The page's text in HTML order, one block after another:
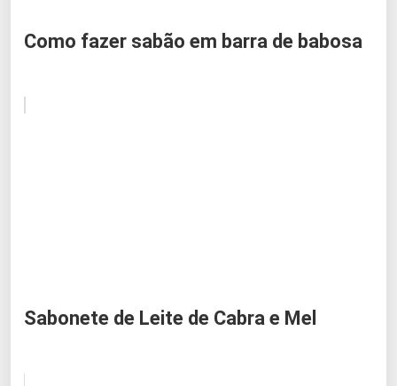
Como fazer sabão em barra de babosa
Sabonete de Leite de Cabra e Mel